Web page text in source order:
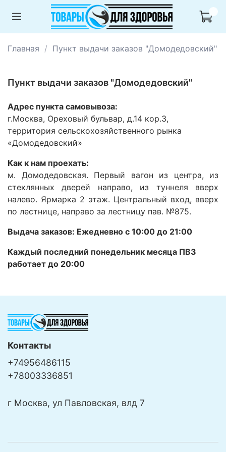
Главная Пункт выдачи заказов "Домодедовский"
Пункт выдачи заказов "Домодедовский"
Адрес пункта самовывоза:
г.Москва, Ореховый бульвар, д.14 кор.3,
территория сельскохозяйственного рынка
«Домодедовский»
Как к нам проехать:
м. Домодедовская. Первый вагон из центра, из
стеклянных дверей направо, из туннеля вверх
налево. Ярмарка 2 этаж. Центральный вход, вверх
по лестнице, направо за лестницу пав. №875.
Выдача заказов: Ежедневно с 10:00 до 21:00
Каждый последний понедельник месяца ПВЗ
работает до 20:00
Контакты
+74956486115
+78003336851
г Москва, ул Павловская, влд 7